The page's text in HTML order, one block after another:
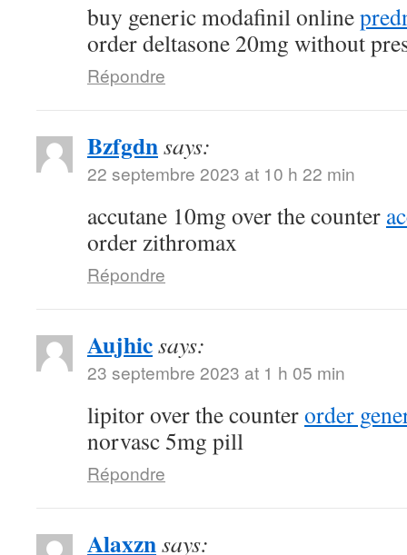
buy generic modafinil online
order deltasone 20mg without
Répondre
Bzfgdnsays:
22 septembre 2023 at 10 h 22 min
accutane 10mg over the counter
order zithromax
Répondre
Aujhicsays:
23 septembre 2023 at 1 h 05 min
lipitor over the counterorder
norvasc 5mg pill
Répondre
Alaxznsays: